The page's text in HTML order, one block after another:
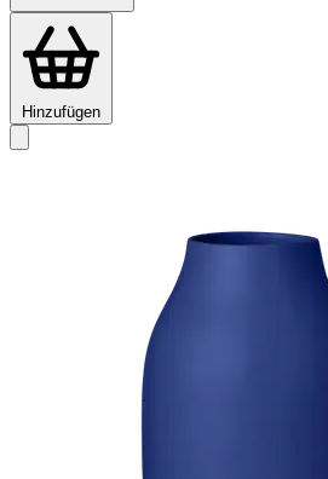
Hinzufügen